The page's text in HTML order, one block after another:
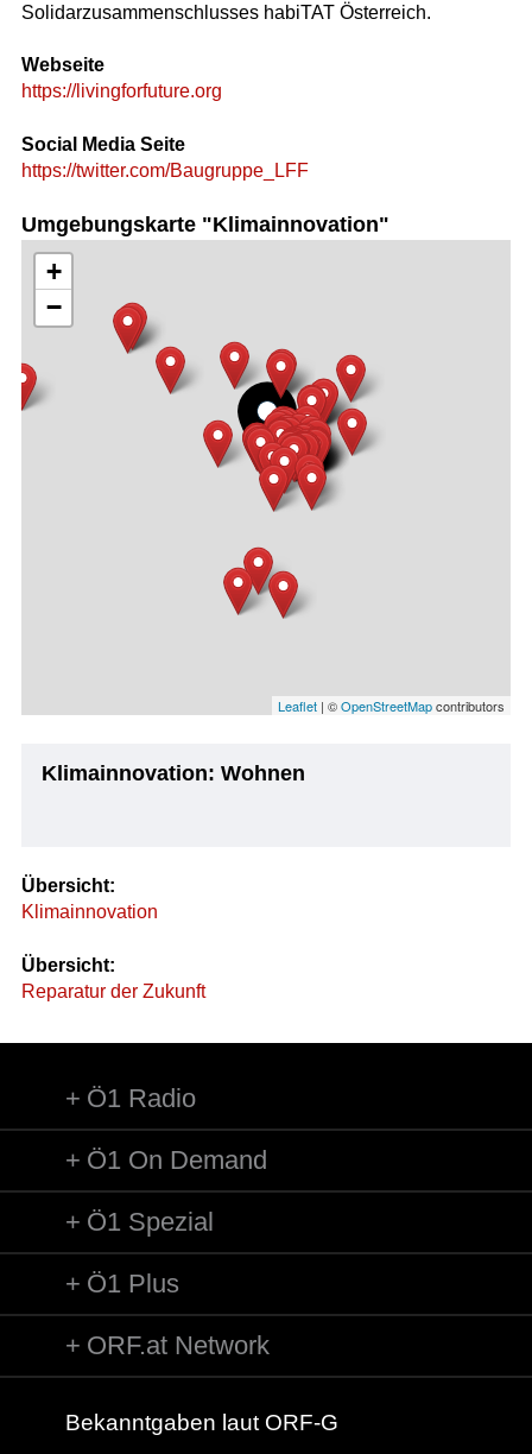
Solidarzusammenschlusses habiTAT Österreich.
Webseite
https://livingforfuture.org
Social Media Seite
https://twitter.com/Baugruppe_LFF
Umgebungskarte "Klimainnovation"
+
−
Leaflet | ©OpenStreetMapcontributors
Klimainnovation: Wohnen
Übersicht:
Klimainnovation
Übersicht:
Reparatur der Zukunft
Ö1 Radio
Ö1 On Demand
Ö1 Spezial
Ö1 Plus
ORF.at Network
Bekanntgaben laut ORF-G